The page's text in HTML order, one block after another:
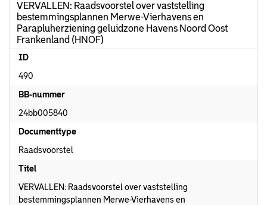
VERVALLEN: Raadsvoorstel over vaststelling
bestemmingsplannen Merwe-Vierhavens en
Parapluherziening geluidzone Havens Noord Oost
Frankenland (HNOF)
ID
490
BB-nummer
24bb005840
Documenttype
Raadsvoorstel
Titel
VERVALLEN: Raadsvoorstel over vaststelling
bestemmingsplannen Merwe-Vierhavens en